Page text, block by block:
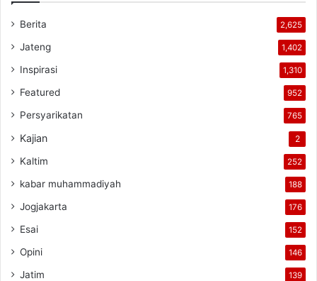
Berita 2,625
Jateng 1,402
Inspirasi 1,310
Featured 952
Persyarikatan 765
Kajian 2
Kaltim 252
kabar muhammadiyah 188
Jogjakarta 176
Esai 152
Opini 146
Jatim 139